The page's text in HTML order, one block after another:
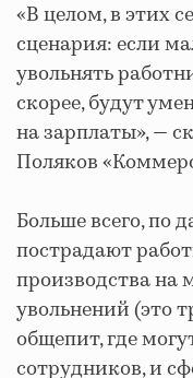
«В целом, в этих
сценария: если
увольнять
скорее, будут
на зарплаты», —
Поляков
Больше всего, по
пострадают
производства на
увольнений (это
общепит, где
сотрудников, и